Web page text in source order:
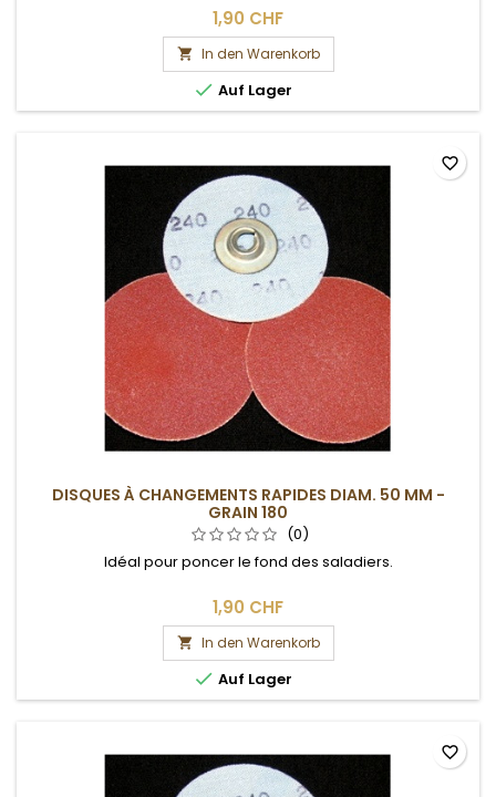
1,90 CHF
 In den Warenkorb
 Auf Lager
DISQUES À CHANGEMENTS RAPIDES DIAM. 50 MM -
GRAIN 180
(0)
Idéal pour poncer le fond des saladiers.
1,90 CHF
 In den Warenkorb
 Auf Lager
favorite_border
favorite_border